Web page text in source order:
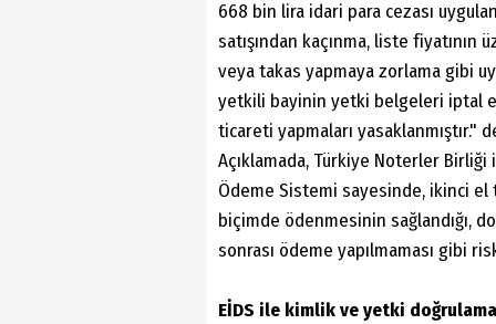
668 bin lira idari para cezası
satışından kaçınma, liste
veya takas yapmaya zorlama gibi
yetkili bayinin yetki belgeleri iptal
ticareti yapmaları yasaklanmıştır."
Açıklamada, Türkiye Noterler
Ödeme Sistemi sayesinde, ikinci el
biçimde ödenmesinin sağlandığı,
sonrası ödeme yapılmaması gibi
EİDS ile kimlik ve yetki